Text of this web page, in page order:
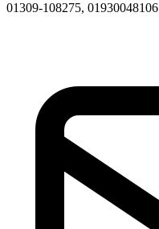
01309-108275, 01930048106